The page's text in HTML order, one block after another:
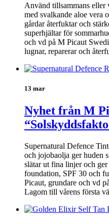
Använd tillsammans
med svalkande aloe vera
gårdar återfuktar och
superhjältar för
och vd på M Picaut
lugnar, reparerar och
13 mar
Nyhet från M
Supernatural Defence
och jojobaolja ger huden
slätar ut fina linjer och
foundation, SPF 30 och
Picaut, grundare och vd
Lagom till vårens första